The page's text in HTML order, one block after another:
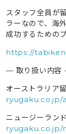
スタッフ全員が
ラーなので、海
成功するための
https://
— 取り扱い内
オーストラリア留
ryugaku.co.jp/
ニュージーラン
ryugaku.co.jp/